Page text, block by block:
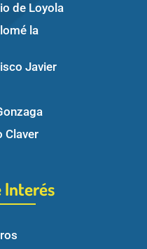
de Loyola
la
Javier
Claver
Interés